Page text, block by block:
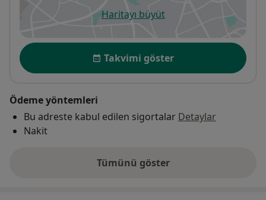
Haritayı büyütyeni bir sekmede açılır
Uygunluk
Takvimi göster
Ödeme yöntemleri
Bu adreste kabul edilen sigortalar Detaylar
Nakit
Tümünü göster
adres hakkında